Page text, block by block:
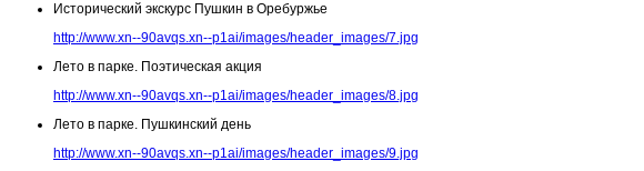
Исторический экскурс Пушкин в Оребуржье
http://www.xn--90avqs.xn--p1ai/images/header_images/7.jpg
Лето в парке. Поэтическая акция
http://www.xn--90avqs.xn--p1ai/images/header_images/8.jpg
Лето в парке. Пушкинский день
http://www.xn--90avqs.xn--p1ai/images/header_images/9.jpg